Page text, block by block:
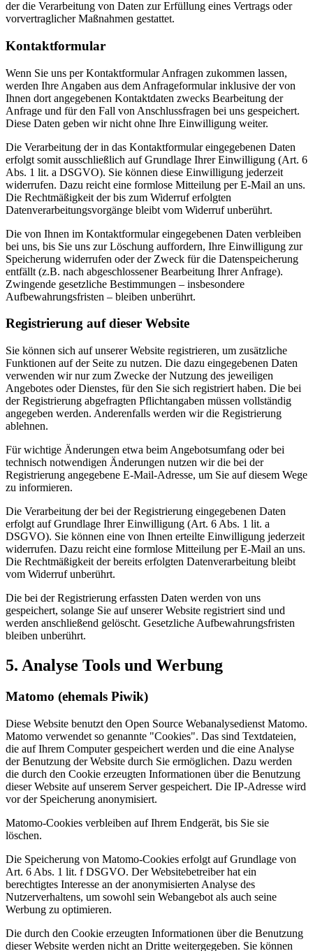
der die Verarbeitung von Daten zur Erfüllung eines Vertrags oder
vorvertraglicher Maßnahmen gestattet.
Kontaktformular
Wenn Sie uns per Kontaktformular Anfragen zukommen lassen,
werden Ihre Angaben aus dem Anfrageformular inklusive der von
Ihnen dort angegebenen Kontaktdaten zwecks Bearbeitung der
Anfrage und für den Fall von Anschlussfragen bei uns gespeichert.
Diese Daten geben wir nicht ohne Ihre Einwilligung weiter.
Die Verarbeitung der in das Kontaktformular eingegebenen Daten
erfolgt somit ausschließlich auf Grundlage Ihrer Einwilligung (Art. 6
Abs. 1 lit. a DSGVO). Sie können diese Einwilligung jederzeit
widerrufen. Dazu reicht eine formlose Mitteilung per E-Mail an uns.
Die Rechtmäßigkeit der bis zum Widerruf erfolgten
Datenverarbeitungsvorgänge bleibt vom Widerruf unberührt.
Die von Ihnen im Kontaktformular eingegebenen Daten verbleiben
bei uns, bis Sie uns zur Löschung auffordern, Ihre Einwilligung zur
Speicherung widerrufen oder der Zweck für die Datenspeicherung
entfällt (z.B. nach abgeschlossener Bearbeitung Ihrer Anfrage).
Zwingende gesetzliche Bestimmungen – insbesondere
Aufbewahrungsfristen – bleiben unberührt.
Registrierung auf dieser Website
Sie können sich auf unserer Website registrieren, um zusätzliche
Funktionen auf der Seite zu nutzen. Die dazu eingegebenen Daten
verwenden wir nur zum Zwecke der Nutzung des jeweiligen
Angebotes oder Dienstes, für den Sie sich registriert haben. Die bei
der Registrierung abgefragten Pflichtangaben müssen vollständig
angegeben werden. Anderenfalls werden wir die Registrierung
ablehnen.
Für wichtige Änderungen etwa beim Angebotsumfang oder bei
technisch notwendigen Änderungen nutzen wir die bei der
Registrierung angegebene E-Mail-Adresse, um Sie auf diesem Wege
zu informieren.
Die Verarbeitung der bei der Registrierung eingegebenen Daten
erfolgt auf Grundlage Ihrer Einwilligung (Art. 6 Abs. 1 lit. a
DSGVO). Sie können eine von Ihnen erteilte Einwilligung jederzeit
widerrufen. Dazu reicht eine formlose Mitteilung per E-Mail an uns.
Die Rechtmäßigkeit der bereits erfolgten Datenverarbeitung bleibt
vom Widerruf unberührt.
Die bei der Registrierung erfassten Daten werden von uns
gespeichert, solange Sie auf unserer Website registriert sind und
werden anschließend gelöscht. Gesetzliche Aufbewahrungsfristen
bleiben unberührt.
5. Analyse Tools und Werbung
Matomo (ehemals Piwik)
Diese Website benutzt den Open Source Webanalysedienst Matomo.
Matomo verwendet so genannte "Cookies". Das sind Textdateien,
die auf Ihrem Computer gespeichert werden und die eine Analyse
der Benutzung der Website durch Sie ermöglichen. Dazu werden
die durch den Cookie erzeugten Informationen über die Benutzung
dieser Website auf unserem Server gespeichert. Die IP-Adresse wird
vor der Speicherung anonymisiert.
Matomo-Cookies verbleiben auf Ihrem Endgerät, bis Sie sie
löschen.
Die Speicherung von Matomo-Cookies erfolgt auf Grundlage von
Art. 6 Abs. 1 lit. f DSGVO. Der Websitebetreiber hat ein
berechtigtes Interesse an der anonymisierten Analyse des
Nutzerverhaltens, um sowohl sein Webangebot als auch seine
Werbung zu optimieren.
Die durch den Cookie erzeugten Informationen über die Benutzung
dieser Website werden nicht an Dritte weitergegeben. Sie können